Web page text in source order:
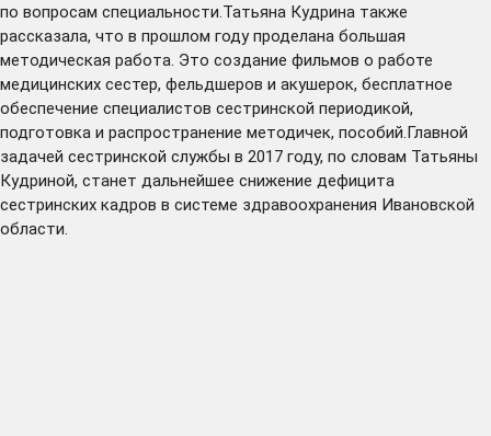
по вопросам специальности.Татьяна Кудрина также
рассказала, что в прошлом году проделана большая
методическая работа. Это создание фильмов о работе
медицинских сестер, фельдшеров и акушерок, бесплатное
обеспечение специалистов сестринской периодикой,
подготовка и распространение методичек, пособий.Главной
задачей сестринской службы в 2017 году, по словам Татьяны
Кудриной, станет дальнейшее снижение дефицита
сестринских кадров в системе здравоохранения Ивановской
области.